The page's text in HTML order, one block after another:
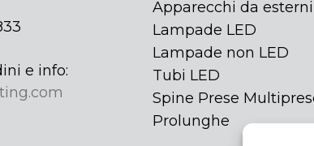
e info:
Apparecchi da esterni
Lampade LED
Lampade non LED
Tubi LED
Spine Prese
Prolunghe